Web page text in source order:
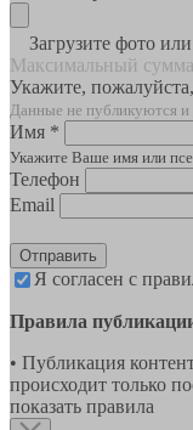
Загрузите фото или
Максимальный
Укажите,
Данные не публикуются
Имя *
Укажите Ваше имя или
Телефон
Email
Отправить
Я согласен с
Правила
• Публикация
происходит только
показать правила